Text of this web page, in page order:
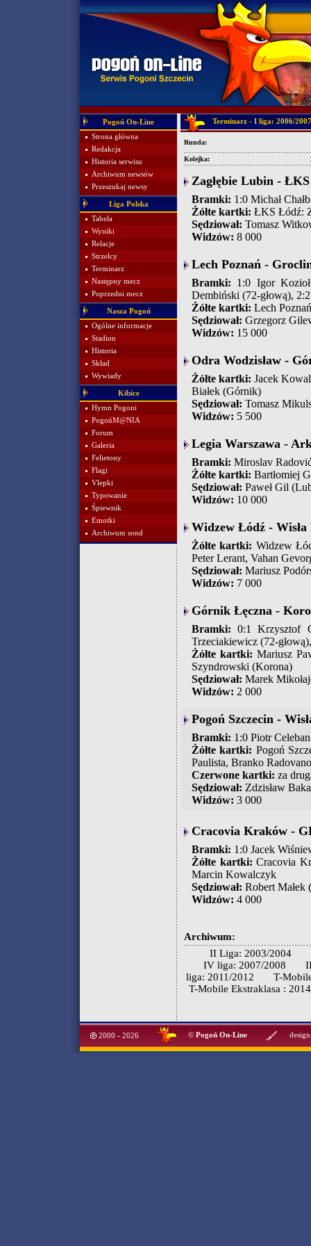
Pogoń On-Line
Strona główna
Redakcja
Historia serwisu
Archiwum newsów
Przeszukaj newsy
Liga Polska
Tabela
Wyniki
Relacje
Strzelcy
Terminarz
Następny mecz
Poprzedni mecz
Nasza Pogoń
Ogólne informacje
Stadion
Historia
Skład
Wywiady
Kibice
Hymn Pogoni
PogońM@NIA
Forum
Galeria
Felietony
Flagi
Vlepki
Typowanie
Śpiewnik
Emotki
Archiwum sond
Terminarz - I liga: 2006/2007
Runda:
Kolejka:
Zagłębie Lubin -
Bramki: 1:0 Michał
Żółte kartki: ŁKS Łódź:
Sędziował: Tomasz
Widzów: 8 000
Lech Poznań -
Bramki: 1:0 Igor
Dembiński (72-głową),
Żółte kartki: Lech
Sędziował: Grzegorz
Widzów: 15 000
Odra Wodzisław -
Żółte kartki: Jacek
Białek (Górnik)
Sędziował: Tomasz
Widzów: 5 500
Legia Warszawa -
Bramki: Miroslav
Żółte kartki: Bartłomiej
Sędziował: Paweł Gil
Widzów: 10 000
Widzew Łódź - Wisła
Żółte kartki: Widzew
Peter Lerant, Vahan
Sędziował: Mariusz
Widzów: 7 000
Górnik Łęczna -
Bramki: 0:1 Krzysztof
Trzeciakiewicz (72-
Żółte kartki: Mariusz
Szyndrowski (Korona)
Sędziował: Marek
Widzów: 2 000
Pogoń Szczecin -
Bramki: 1:0 Piotr
Żółte kartki: Pogoń
Paulista, Branko
Czerwone kartki: za
Sędziował: Zdzisław
Widzów: 3 000
Cracovia Kraków -
Bramki: 1:0 Jacek
Żółte kartki: Cracovia
Marcin Kowalczyk
Sędziował: Robert Małek
Widzów: 4 000
Archiwum:
II Liga: 2003/2004
IV liga: 2007/2008
liga: 2011/2012
T-
T-Mobile Ekstraklasa :
2000 - 2026 © Pogoń On-Line